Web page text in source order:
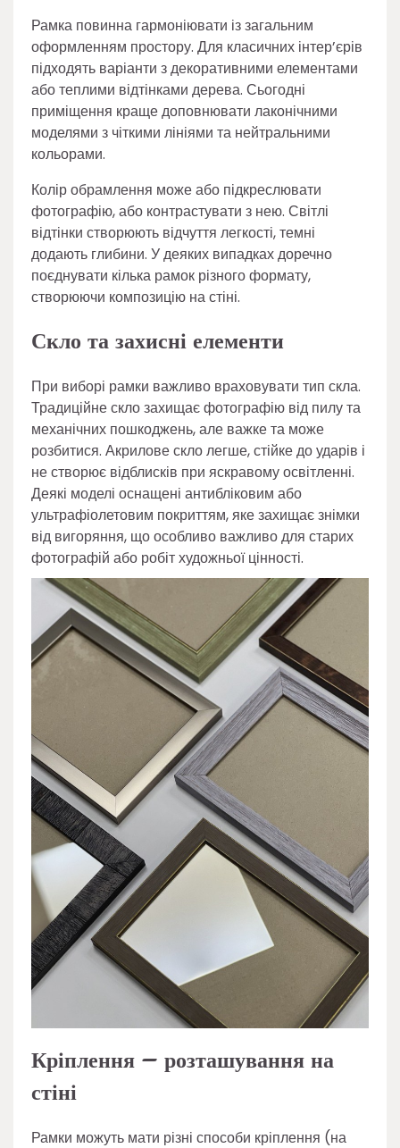
Рамка повинна гармоніювати із загальним
оформленням простору. Для класичних інтер’єрів
підходять варіанти з декоративними елементами
або теплими відтінками дерева. Сьогодні
приміщення краще доповнювати лаконічними
моделями з чіткими лініями та нейтральними
кольорами.
Колір обрамлення може або підкреслювати
фотографію, або контрастувати з нею. Світлі
відтінки створюють відчуття легкості, темні
додають глибини. У деяких випадках доречно
поєднувати кілька рамок різного формату,
створюючи композицію на стіні.
Скло та захисні елементи
При виборі рамки важливо враховувати тип скла.
Традиційне скло захищає фотографію від пилу та
механічних пошкоджень, але важке та може
розбитися. Акрилове скло легше, стійке до ударів і
не створює відблисків при яскравому освітленні.
Деякі моделі оснащені антибліковим або
ультрафіолетовим покриттям, яке захищає знімки
від вигоряння, що особливо важливо для старих
фотографій або робіт художньої цінності.
Кріплення – розташування на
стіні
Рамки можуть мати різні способи кріплення (на